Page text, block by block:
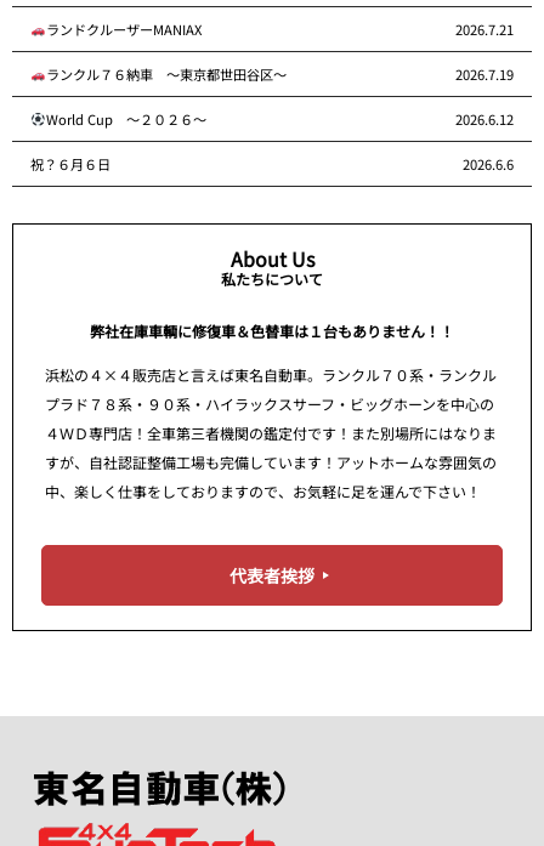
ランドクルーザーMANIAX 2026.7.21
ランクル７６納車 ～東京都世田谷区～ 2026.7.19
World Cup ～２０２６～ 2026.6.12
祝？６月６日 2026.6.6
About Us
私たちについて
弊社在庫車輌に修復車＆色替車は１台もありません！！
浜松の４×４販売店と言えば東名自動車。ランクル７０系・ランクル
プラド７８系・９０系・ハイラックスサーフ・ビッグホーンを中心の
４ＷＤ専門店！全車第三者機関の鑑定付です！また別場所にはなりま
すが、自社認証整備工場も完備しています！アットホームな雰囲気の
中、楽しく仕事をしておりますので、お気軽に足を運んで下さい！
代表者挨拶